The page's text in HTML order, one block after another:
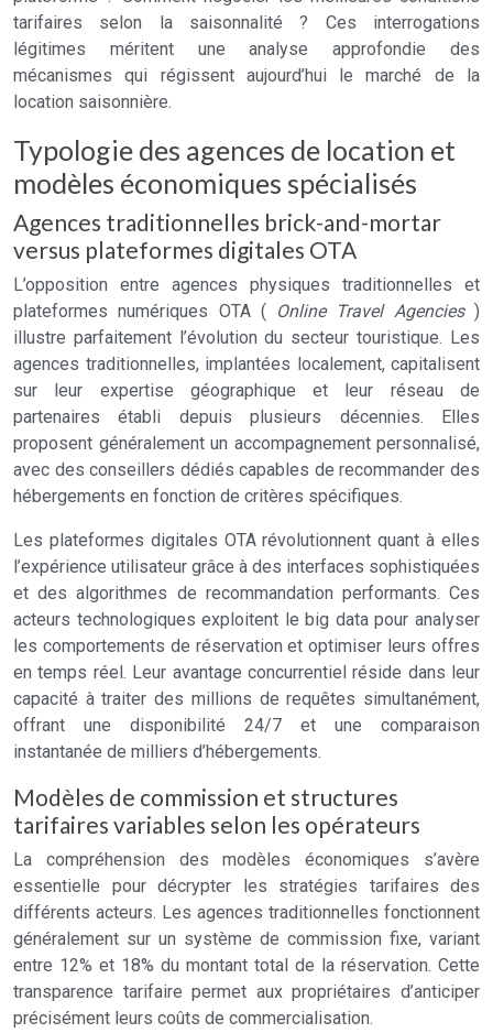
tarifaires selon la saisonnalité ? Ces interrogations
légitimes méritent une analyse approfondie des
mécanismes qui régissent aujourd’hui le marché de la
location saisonnière.
Typologie des agences de location et
modèles économiques spécialisés
Agences traditionnelles brick-and-mortar
versus plateformes digitales OTA
L’opposition entre agences physiques traditionnelles et
plateformes numériques OTA ( Online Travel Agencies)
illustre parfaitement l’évolution du secteur touristique. Les
agences traditionnelles, implantées localement, capitalisent
sur leur expertise géographique et leur réseau de
partenaires établi depuis plusieurs décennies. Elles
proposent généralement un accompagnement personnalisé,
avec des conseillers dédiés capables de recommander des
hébergements en fonction de critères spécifiques.
Les plateformes digitales OTA révolutionnent quant à elles
l’expérience utilisateur grâce à des interfaces sophistiquées
et des algorithmes de recommandation performants. Ces
acteurs technologiques exploitent le big data pour analyser
les comportements de réservation et optimiser leurs offres
en temps réel. Leur avantage concurrentiel réside dans leur
capacité à traiter des millions de requêtes simultanément,
offrant une disponibilité 24/7 et une comparaison
instantanée de milliers d’hébergements.
Modèles de commission et structures
tarifaires variables selon les opérateurs
La compréhension des modèles économiques s’avère
essentielle pour décrypter les stratégies tarifaires des
différents acteurs. Les agences traditionnelles fonctionnent
généralement sur un système de commission fixe, variant
entre 12% et 18% du montant total de la réservation. Cette
transparence tarifaire permet aux propriétaires d’anticiper
précisément leurs coûts de commercialisation.